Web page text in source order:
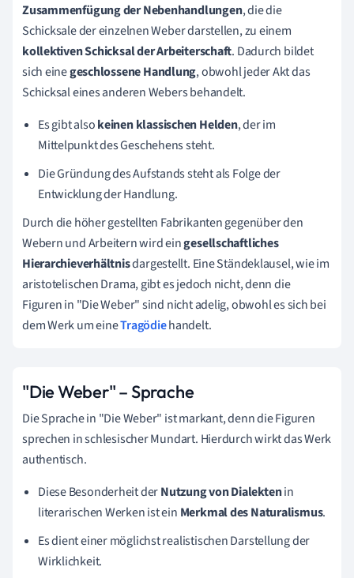
Zusammenfügung der Nebenhandlungen, die die
Schicksale der einzelnen Weber darstellen, zu einem
kollektiven Schicksal der Arbeiterschaft. Dadurch bildet
sich einegeschlossene Handlung, obwohl jeder Akt das
Schicksal eines anderen Webers behandelt.
Es gibt alsokeinen klassischen Helden, der im
Mittelpunkt des Geschehens steht.
Die Gründung des Aufstands steht als Folge der
Entwicklung der Handlung.
Durch die höher gestellten Fabrikanten gegenüber den
Webern und Arbeitern wird eingesellschaftliches
Hierarchieverhältnisdargestellt. Eine Ständeklausel, wie im
aristotelischen Drama, gibt es jedoch nicht, denn die
Figuren in "Die Weber" sind nicht adelig, obwohl es sich bei
dem Werk um eineTragödiehandelt.
"Die Weber" – Sprache
Die Sprache in "Die Weber" ist markant, denn die Figuren
sprechen in schlesischer Mundart. Hierdurch wirkt das Werk
authentisch.
Diese Besonderheit derNutzung von Dialektenin
literarischen Werken ist ein Merkmal desNaturalismus.
Es dient einer möglichst realistischen Darstellung der
Wirklichkeit.